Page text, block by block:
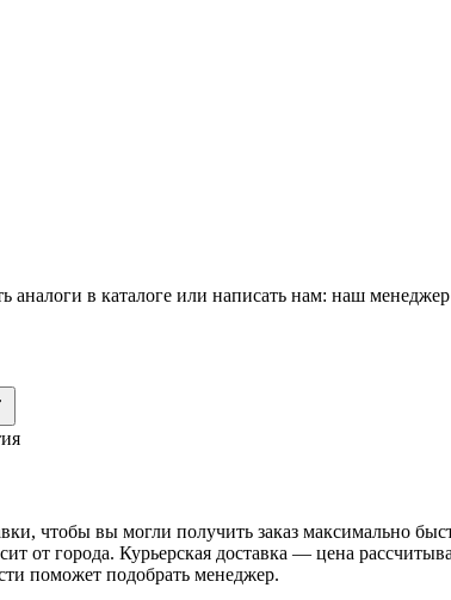
аналоги в каталоге или написать нам: наш
чтобы вы могли получить заказ максимально
от города. Курьерская доставка — цена
поможет подобрать менеджер.